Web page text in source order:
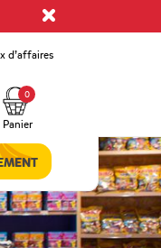
d’affaires
Panier
0